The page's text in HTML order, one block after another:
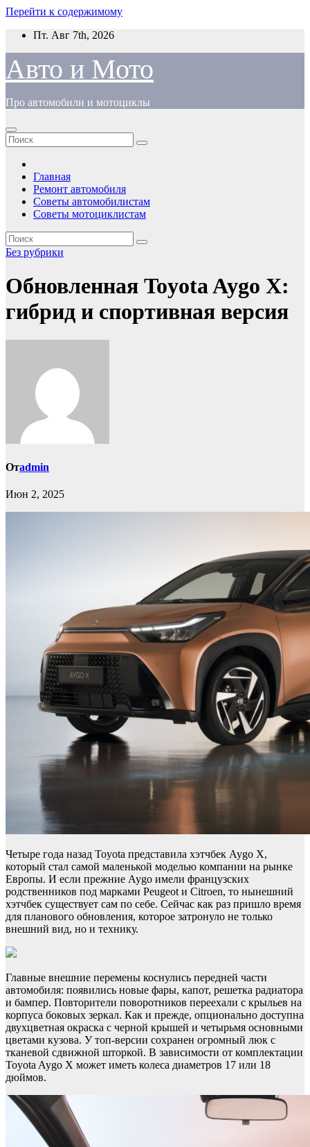
Перейти к содержимому
Пт. Авг 7th, 2026
Авто и Мото
Про автомобили и мотоциклы
Главная
Ремонт автомобиля
Советы автомобилистам
Советы мотоциклистам
Без рубрики
Обновленная Toyota Aygo X:
гибрид и спортивная версия
Отadmin
Июн 2, 2025
Четыре года назад Toyota представила хэтчбек Aygo X,
который стал самой маленькой моделью компании на рынке
Европы. И если прежние Aygo имели французских
родственников под марками Peugeot и Citroen, то нынешний
хэтчбек существует сам по себе. Сейчас как раз пришло время
для планового обновления, которое затронуло не только
внешний вид, но и технику.
Главные внешние перемены коснулись передней части
автомобиля: появились новые фары, капот, решетка радиатора
и бампер. Повторители поворотников переехали с крыльев на
корпуса боковых зеркал. Как и прежде, опционально доступна
двухцветная окраска с черной крышей и четырьмя основными
цветами кузова. У топ-версии сохранен огромный люк с
тканевой сдвижной шторкой. В зависимости от комплектации
Toyota Aygo X может иметь колеса диаметров 17 или 18
дюймов.